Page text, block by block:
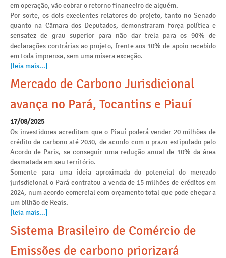
em operação, vão cobrar o retorno financeiro de alguém.
Por sorte, os dois excelentes relatores do projeto, tanto no Senado
quanto na Câmara dos Deputados, demonstraram força política e
sensatez de grau superior para não dar trela para os 90% de
declarações contrárias ao projeto, frente aos 10% de apoio recebido
em toda imprensa, sem uma mísera exceção.
[leia mais...]
Mercado de Carbono Jurisdicional
avança no Pará, Tocantins e Piauí
17/08/2025
Os investidores acreditam que o Piauí poderá vender 20 milhões de
crédito de carbono até 2030, de acordo com o prazo estipulado pelo
Acordo de Paris, se conseguir uma redução anual de 10% da área
desmatada em seu território.
Somente para uma ideia aproximada do potencial do mercado
jurisdicional o Pará contratou a venda de 15 milhões de créditos em
2024, num acordo comercial com orçamento total que pode chegar a
um bilhão de Reais.
[leia mais...]
Sistema Brasileiro de Comércio de
Emissões de carbono priorizará